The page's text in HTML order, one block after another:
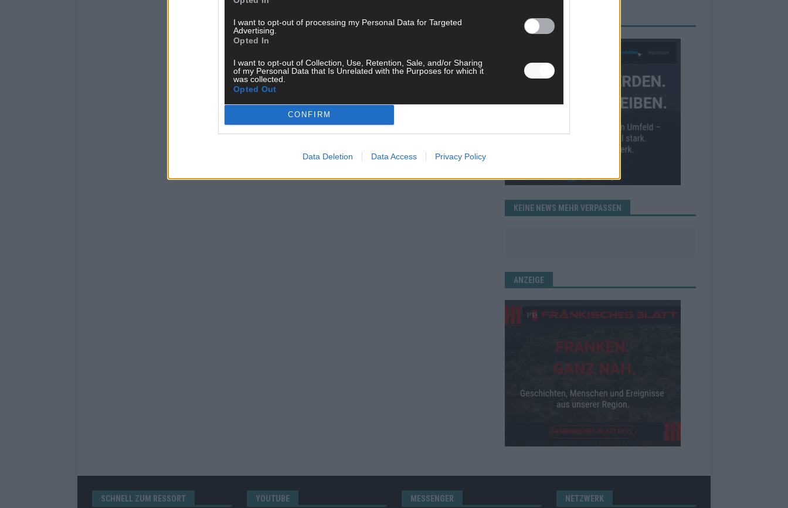
I want to opt-out of processing my Personal Data for Targeted
Advertising.
Opted In
I want to opt-out of Collection, Use, Retention, Sale, and/or Sharing
of my Personal Data that Is Unrelated with the Purposes for which it
was collected.
Opted Out
CONFIRM
Data Deletion Data Access Privacy Policy
WERBE BEI UNS!
KEINE NEWS MEHR VERPASSEN
ANZEIGE
SCHNELL ZUM RESSORT YOUTUBE MESSENGER NETZWERK